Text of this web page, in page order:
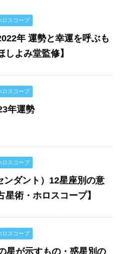
ロスコープ
年 運勢と幸運を呼ぶも
しよみ堂監修】
ロスコープ
年運勢
ロスコープ
ンダント）12星座別の意
星術・ホロスコープ】
ロスコープ
星が示すもの・惑星別の